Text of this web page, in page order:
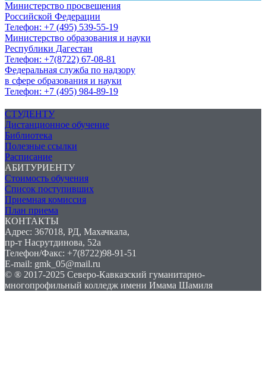
Министерство просвещения
Российской Федерации
Телефон: +7 (495) 539-55-19
Министерство образования и науки
Республики Дагестан
Телефон: +7(8722) 67-08-81
Федеральная служба по надзору
в сфере образования и науки
Телефон: +7 (495) 984-89-19
СТУДЕНТУ
Дистанционное обучение
Библиотека
Полезные ссылки
Расписание
АБИТУРИЕНТУ
Стоимость обучения
Список поступивших
Приемная комиссия
План приема
КОНТАКТЫ
Адрес: 367018, РД, Махачкала,
пр-т Насрутдинова, 52а
Телефон/Факс: +7(8722)98-91-51
E-mail: gmk_05@mail.ru
© ® 2017-2025 Северо-Кавказский гуманитарно-
многопрофильный колледж имени Имама Шамиля